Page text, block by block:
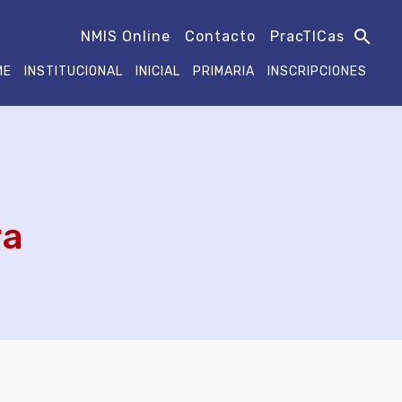
INSTITUCIONAL INICIAL PRIMARIA INSCRIPCIONES
NMIS Online Contacto PracTICas search